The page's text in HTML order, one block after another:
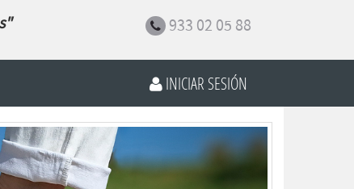
933 02 05 88
INICIAR SESIÓN
Siguiente